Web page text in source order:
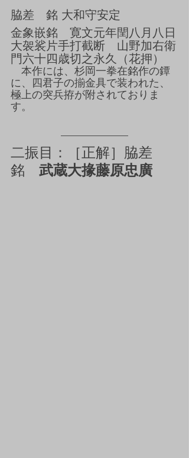
脇差　銘 大和守安定
金象嵌銘　寛文元年閏八月八日
大袈裟片手打截断　山野加右衛
門六十四歳切之永久（花押）
本作には、杉岡一拳在銘作の鐔
に、四君子の揃金具で装われた、
極上の突兵拵が附されておりま
す。
二振目：［正解］ 脇差
銘 武蔵大掾藤原忠廣